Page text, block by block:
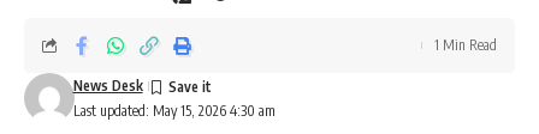
Last updated: May 15, 2026 4:30 am
News Desk
1 Min Read